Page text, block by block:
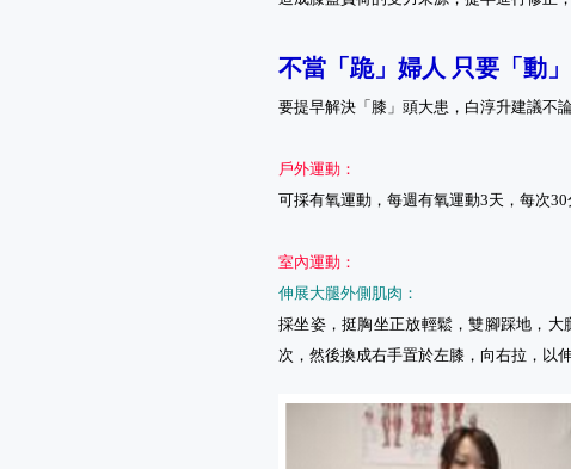
不當「跪」婦人 只要「動
要提早解決「膝」頭大患，白淳升建議不
戶外運動：
可採有氧運動，每週有氧運動3天，每次
室內運動：
伸展大腿外側肌肉：
採坐姿，挺胸坐正放輕鬆，雙腳踩地，
次，然後換成右手置於左膝，向右拉，以